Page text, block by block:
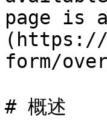
page is
(https://
form/
# 概述